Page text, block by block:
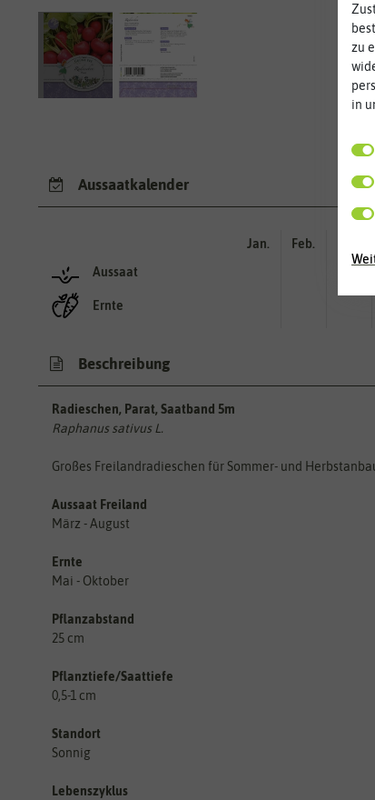
Aussaatkalender
Aussaat
Ernte
Jan. Feb.
Beschreibung
Radieschen, Parat, Saatband 5m
Raphanus sativus L.
Großes Freilandradieschen für Sommer- und
Aussaat Freiland
März - August
Ernte
Mai - Oktober
Pflanzabstand
25 cm
Pflanztiefe/Saattiefe
0,5-1 cm
Standort
Sonnig
Lebenszyklus
zu
in